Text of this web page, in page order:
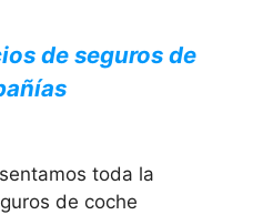
de seguros de
toda la
de coche